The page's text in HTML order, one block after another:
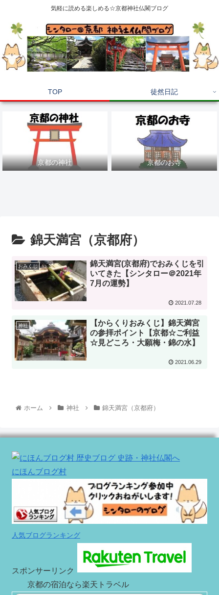
気軽に読める楽しめる☆京都神社仏閣ブログ
TOP 徒然日記
京都の神社 京都のお寺
錦天満宮（京都府）
おみくじ
錦天満宮(京都府)でおみくじを引
いてきた【シンタロー＠2021年
7月の運勢】
2021.07.28
神社
【からくりおみくじ】錦天満宮
の参拝ポイント【京都☆ご利益
☆見どころ・大願梅・錦の水】
2021.06.29
ホーム 神社 錦天満宮（京都府）
にほんブログ村
人気ブログランキング
スポンサーリンク
京都の宿泊なら楽天トラベル